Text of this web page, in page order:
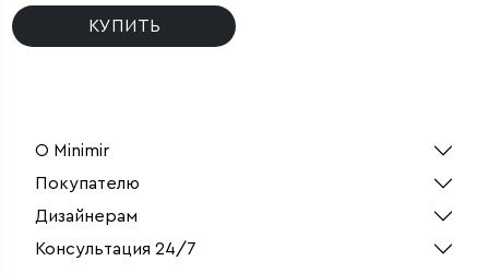
КУПИТЬ
О Minimir
Покупателю
Дизайнерам
Консультация 24/7